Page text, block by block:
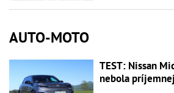
AUTO-MOTO
TEST: Nissan
nebola